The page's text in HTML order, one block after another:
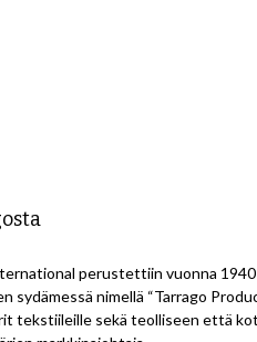
perustettiin vuonna 1940
sydämessä nimellä “Tarrago
tekstiileille sekä teolliseen että